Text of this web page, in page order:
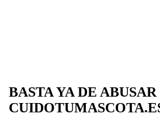
BASTA YA DE ABUSAR